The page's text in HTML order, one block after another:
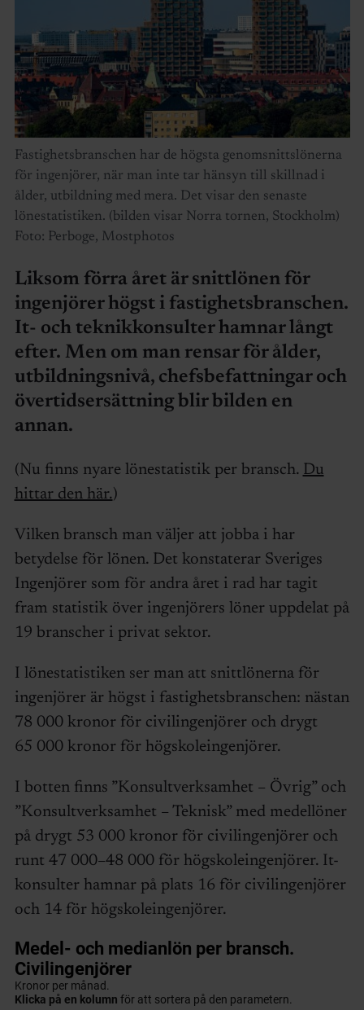
Fastighetsbranschen har de högsta genomsnittslönerna
för ingenjörer, när man inte tar hänsyn till skillnad i
ålder, utbildning med mera. Det visar den senaste
lönestatistiken. (bilden visar Norra tornen, Stockholm)
Foto: Perboge, Mostphotos
Liksom förra året är snittlönen för
ingenjörer högst i fastighetsbranschen.
It- och teknikkonsulter hamnar långt
efter. Men om man rensar för ålder,
utbildningsnivå, chefsbefattningar och
övertidsersättning blir bilden en
annan.
(Nu finns nyare lönestatistik per bransch. Du
hittar den här.)
Vilken bransch man väljer att jobba i har
betydelse för lönen. Det konstaterar Sveriges
Ingenjörer som för andra året i rad har tagit
fram statistik över ingenjörers löner uppdelat på
19 branscher i privat sektor.
I lönestatistiken ser man att snittlönerna för
ingenjörer är högst i fastighetsbranschen: nästan
78 000 kronor för civilingenjörer och drygt
65 000 kronor för högskoleingenjörer.
I botten finns ”Konsultverksamhet – Övrig” och
”Konsultverksamhet – Teknisk” med medellöner
på drygt 53 000 kronor för civilingenjörer och
runt 47 000–48 000 för högskoleingenjörer. It-
konsulter hamnar på plats 16 för civilingenjörer
och 14 för högskoleingenjörer.